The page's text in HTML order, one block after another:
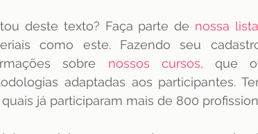
deste texto? Faça parte de nossa
como este. Fazendo seu
sobre nossos cursos, que
adaptadas aos participantes.
já participaram mais de 800